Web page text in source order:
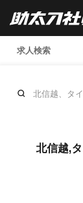
求人検索
北信越、タイ
北信越,